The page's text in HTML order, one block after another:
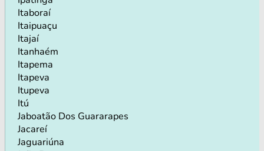
Itaboraí
Itaipuaçu
Itajaí
Itanhaém
Itapema
Itapeva
Itupeva
Itú
Jaboatão Dos Guararapes
Jacareí
Jaguariúna